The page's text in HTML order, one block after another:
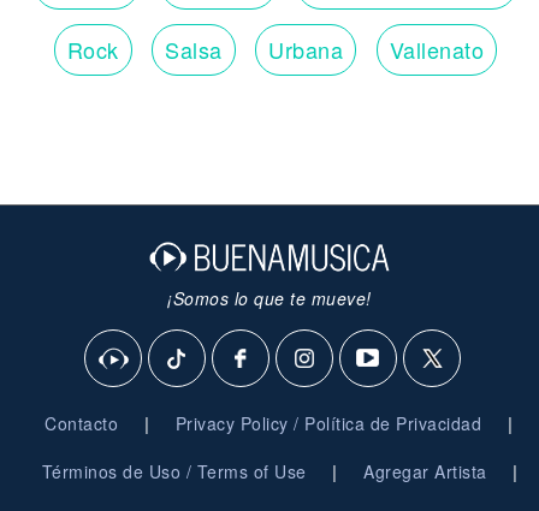
Rock Salsa Urbana Vallenato
¡Somos lo que te mueve!
Contacto | Privacy Policy / Política de Privacidad |
Términos de Uso / Terms of Use | Agregar Artista |